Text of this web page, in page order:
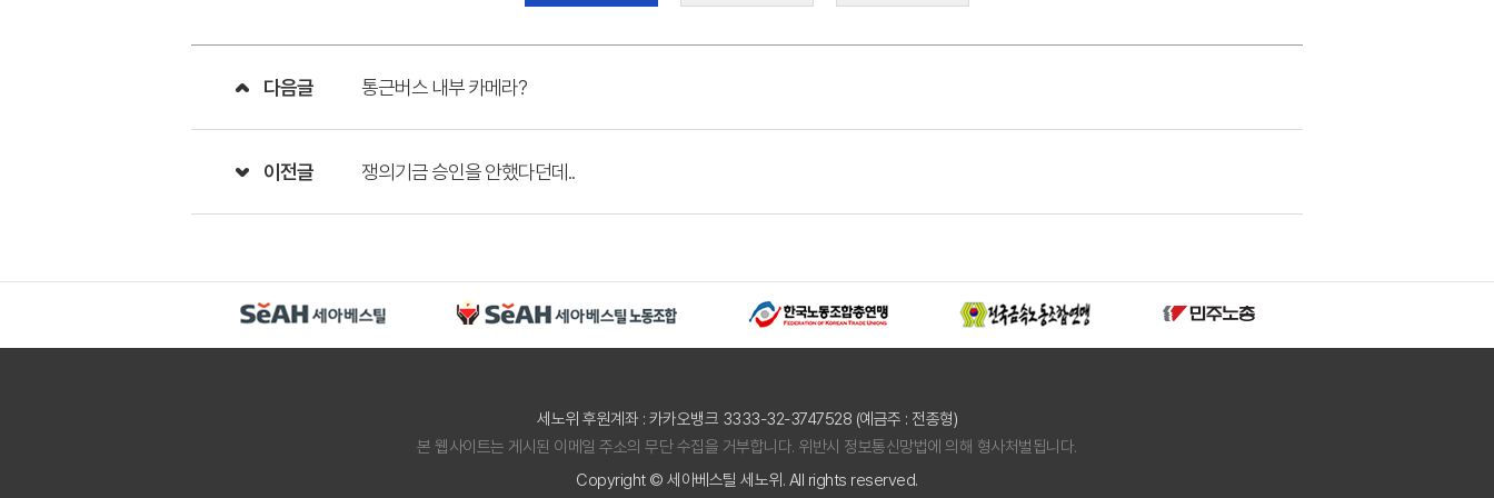
다음글 통근버스 내부 카메라?
이전글 쟁의기금 승인을 안했다던데..
세노위 후원계좌 : 카카오뱅크 3333-32-3747528 (예금주 : 전종형)
본 웹사이트는 게시된 이메일 주소의 무단 수집을 거부합니다. 위반시 정보통신망법에 의해 형사처벌됩니다.
Copyright © 세아베스틸 세노위. All rights reserved.